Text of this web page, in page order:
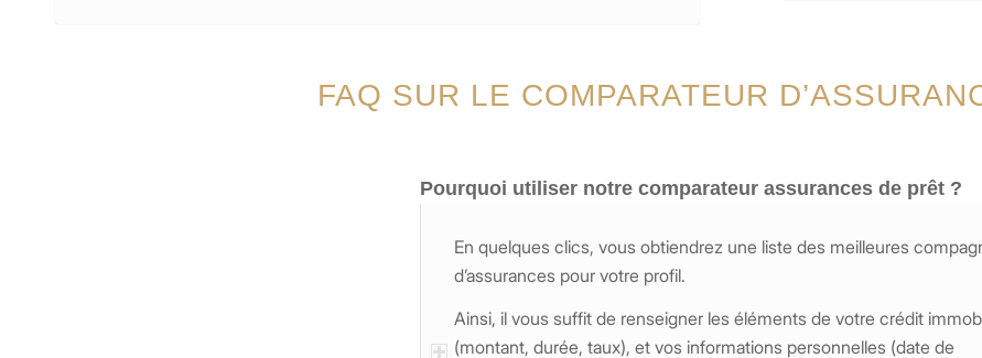
FAQ SUR LE COMPARATEUR
Pourquoi utiliser notre comparateur assurances de prêt ?
En quelques clics, vous obtiendrez une liste des meilleures
d’assurances pour votre profil.
Ainsi, il vous suffit de renseigner les éléments de votre crédit
(montant, durée, taux), et vos informations personnelles (date de